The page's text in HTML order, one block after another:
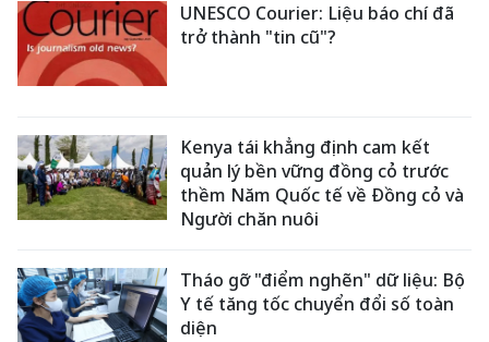
UNESCO Courier: Liệu báo chí đã
trở thành "tin cũ"?
Kenya tái khẳng định cam kết
quản lý bền vững đồng cỏ trước
thềm Năm Quốc tế về Đồng cỏ và
Người chăn nuôi
Tháo gỡ "điểm nghẽn" dữ liệu: Bộ
Y tế tăng tốc chuyển đổi số toàn
diện